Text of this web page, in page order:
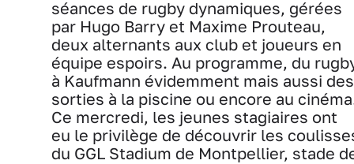
séances de rugby dynamiques, gérées
par Hugo Barry et Maxime Prouteau,
deux alternants aux club et joueurs en
équipe espoirs. Au programme, du
à Kaufmann évidemment mais aussi des
sorties à la piscine ou encore au
Ce mercredi, les jeunes stagiaires ont
eu le privilège de découvrir les
du GGL Stadium de Montpellier, stade